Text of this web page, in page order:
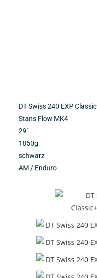
DT Swiss 240 EXP Classic
Stans Flow MK4
29″
1850g
schwarz
AM / Enduro